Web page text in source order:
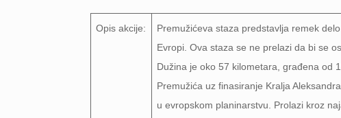
Opis akcije:
Premužićeva staza predstavlja remek
Evropi. Ova staza se ne prelazi da bi se
Dužina je oko 57 kilometara, građena od
Premužića uz finasiranje Kralja
u evropskom planinarstvu. Prolazi kroz